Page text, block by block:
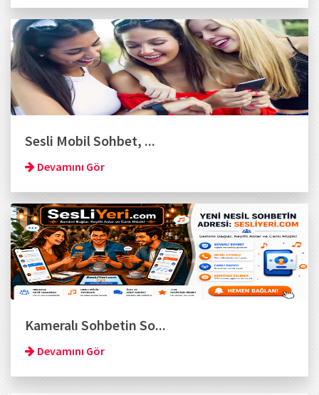
Sesli Mobil Sohbet, ...
Devamını Gör
Kameralı Sohbetin So...
Devamını Gör